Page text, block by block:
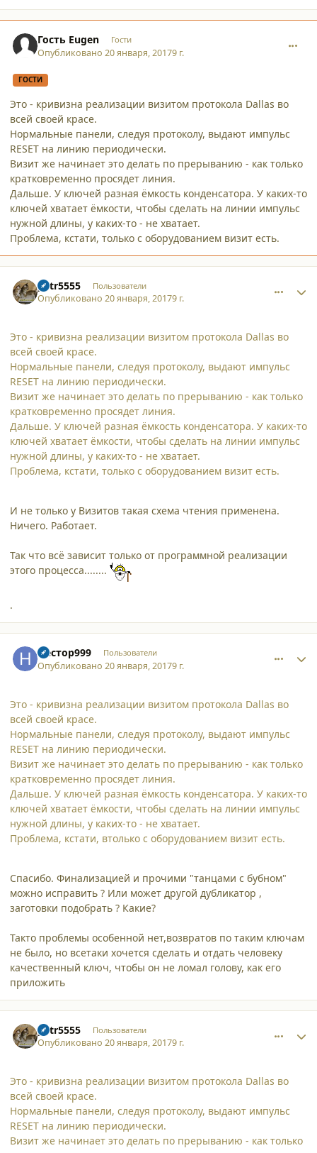
Гость Eugen Гости
Опубликовано20 января, 20179 г.
ГОСТИ
Это - кривизна реализации визитом протокола Dallas во
всей своей красе.
Нормальные панели, следуя протоколу, выдают импульс
RESET на линию периодически.
Визит же начинает это делать по прерыванию - как только
кратковременно просядет линия.
Дальше. У ключей разная ёмкость конденсатора. У каких-то
ключей хватает ёмкости, чтобы сделать на линии импульс
нужной длины, у каких-то - не хватает.
Проблема, кстати, только с оборудованием визит есть.
petr5555 Пользователи
Опубликовано20 января, 20179 г.
Это - кривизна реализации визитом протокола Dallas во
всей своей красе.
Нормальные панели, следуя протоколу, выдают импульс
RESET на линию периодически.
Визит же начинает это делать по прерыванию - как только
кратковременно просядет линия.
Дальше. У ключей разная ёмкость конденсатора. У каких-то
ключей хватает ёмкости, чтобы сделать на линии импульс
нужной длины, у каких-то - не хватает.
Проблема, кстати, только с оборудованием визит есть.
И не только у Визитов такая схема чтения применена.
Ничего. Работает.
Так что всё зависит только от программной реализации
этого процесса........
.
Нестор999 Пользователи
Опубликовано20 января, 20179 г.
Это - кривизна реализации визитом протокола Dallas во
всей своей красе.
Нормальные панели, следуя протоколу, выдают импульс
RESET на линию периодически.
Визит же начинает это делать по прерыванию - как только
кратковременно просядет линия.
Дальше. У ключей разная ёмкость конденсатора. У каких-то
ключей хватает ёмкости, чтобы сделать на линии импульс
нужной длины, у каких-то - не хватает.
Проблема, кстати, втолько с оборудованием визит есть.
Спасибо. Финализацией и прочими "танцами с бубном"
можно исправить ? Или может другой дубликатор ,
заготовки подобрать ? Какие?
Такто проблемы особенной нет,возвратов по таким ключам
не было, но всетаки хочется сделать и отдать человеку
качественный ключ, чтобы он не ломал голову, как его
приложить
petr5555 Пользователи
Опубликовано20 января, 20179 г.
Это - кривизна реализации визитом протокола Dallas во
всей своей красе.
Нормальные панели, следуя протоколу, выдают импульс
RESET на линию периодически.
Визит же начинает это делать по прерыванию - как только